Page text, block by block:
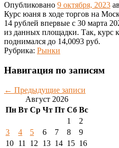
Опубликовано 9 октября, 2023
Курс юаня в ходе торгов на
14 рублей впервые с 30 марта
из данных площадки. Так, курс
поднимался до 14,0093 руб.
Рубрика: Рынки
Навигация по записям
← Предыдущие записи
Август 2026
Пн Вт Ср Чт Пт Сб Вс
1
2
3
4 5 6 7 8
9
10 11 12 13 14 15 16